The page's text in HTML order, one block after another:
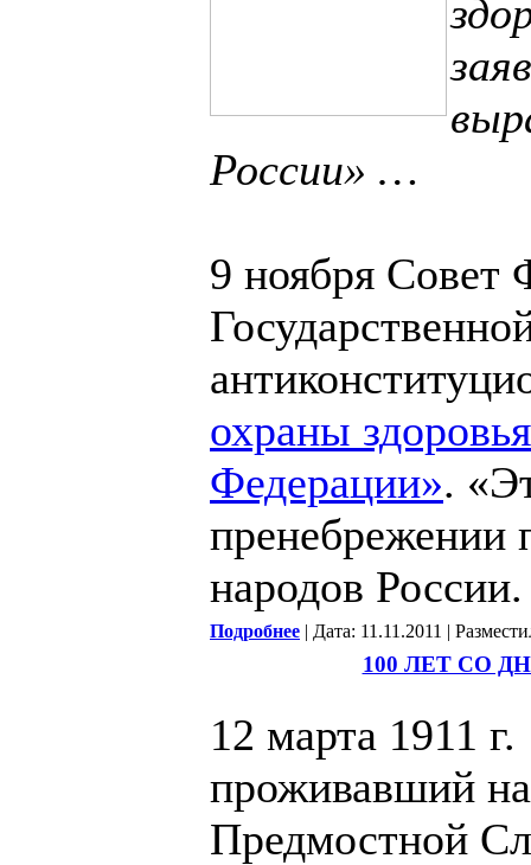
России» …
9 ноября Совет
охраны
Федерации».
пренебрежении
народов России.
Подробнее | Дата: 11.11.2011 |
100 ЛЕТ СО
12 марта 1911 г.
проживавший на
Предмостной